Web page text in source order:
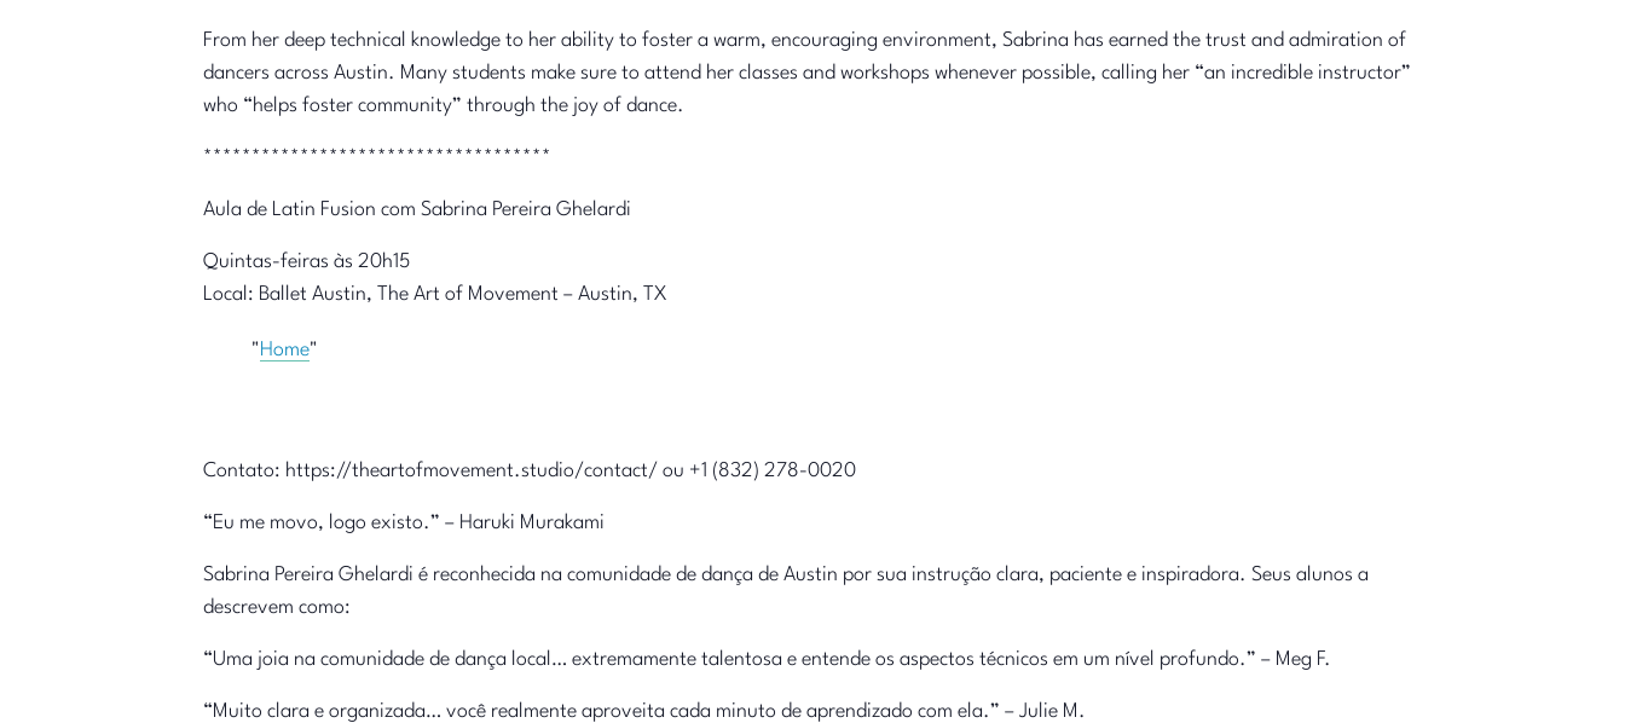
From her deep technical knowledge to her ability to foster a warm, encouraging environment, Sabrina has earned the trust and admiration of
dancers across Austin. Many students make sure to attend her classes and workshops whenever possible, calling her “an incredible instructor”
who “helps foster community” through the joy of dance.
************************************
Aula de Latin Fusion com Sabrina Pereira Ghelardi
Quintas-feiras às 20h15
Local: Ballet Austin, The Art of Movement – Austin, TX
Home
Contato: https://theartofmovement.studio/contact/ ou +1 (832) 278-0020
“Eu me movo, logo existo.” – Haruki Murakami
Sabrina Pereira Ghelardi é reconhecida na comunidade de dança de Austin por sua instrução clara, paciente e inspiradora. Seus alunos a
descrevem como:
“Uma joia na comunidade de dança local… extremamente talentosa e entende os aspectos técnicos em um nível profundo.” – Meg F.
“Muito clara e organizada… você realmente aproveita cada minuto de aprendizado com ela.” – Julie M.